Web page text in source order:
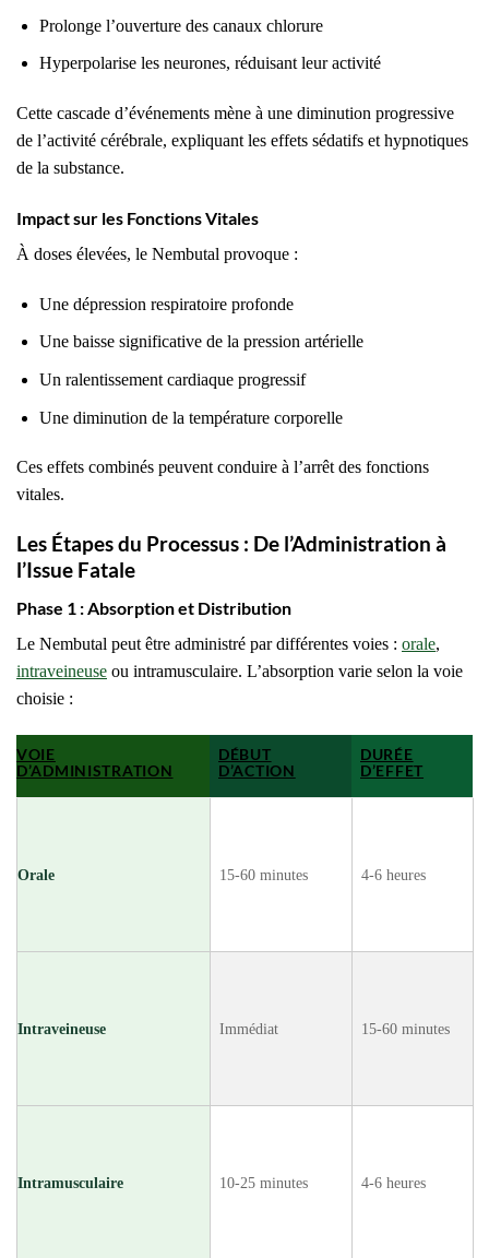
Prolonge l’ouverture des canaux chlorure
Hyperpolarise les neurones, réduisant leur activité
Cette cascade d’événements mène à une diminution progressive
de l’activité cérébrale, expliquant les effets sédatifs et hypnotiques
de la substance.
Impact sur les Fonctions Vitales
À doses élevées, le Nembutal provoque :
Une dépression respiratoire profonde
Une baisse significative de la pression artérielle
Un ralentissement cardiaque progressif
Une diminution de la température corporelle
Ces effets combinés peuvent conduire à l’arrêt des fonctions
vitales.
Les Étapes du Processus : De l’Administration à
l’Issue Fatale
Phase 1 : Absorption et Distribution
Le Nembutal peut être administré par différentes voies : orale,
intraveineuse ou intramusculaire. L’absorption varie selon la voie
choisie :
VOIE
D’ADMINISTRATION
DÉBUT
D’ACTION
DURÉE
D’EFFET
Orale 15-60 minutes 4-6 heures
Intraveineuse Immédiat 15-60 minutes
Intramusculaire 10-25 minutes 4-6 heures